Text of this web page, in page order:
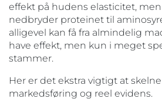
effekt på hudens elasticitet,
nedbryder proteinet til
alligevel kan få fra almindelig
have effekt, men kun i meget
stammer.
Her er det ekstra vigtigt at
markedsføring og reel evidens.